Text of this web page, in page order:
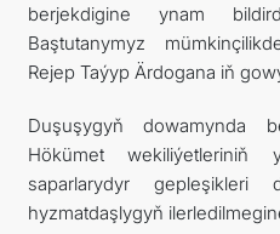
berjekdigine ynam
Baştutanymyz
Rejep Taýyp Ärdogana iň
Duşuşygyň dowamynda
Hökümet wekiliýetleriniň
saparlarydyr gepleşikleri
hyzmatdaşlygyň